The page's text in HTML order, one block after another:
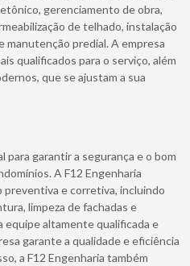
gerenciamento de obra,
de telhado, instalação
manutenção predial. A empresa
qualificados para o serviço, além
que se ajustam a sua
para garantir a segurança e o bom
A F12 Engenharia
e corretiva, incluindo
limpeza de fachadas e
altamente qualificada e
garante a qualidade e eficiência
a F12 Engenharia também